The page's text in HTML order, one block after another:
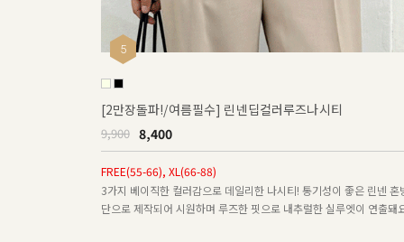
5
[2만장돌파!/여름필수] 린넨딥컬러루즈나시티
9,900 8,400
FREE(55-66), XL(66-88)
3가지 베이직한 컬러감으로 데일리한 나시티! 통기성이 좋은 린넨 혼
단으로 제작되어 시원하며 루즈한 핏으로 내추럴한 실루엣이 연출돼